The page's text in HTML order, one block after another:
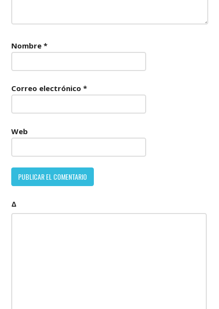
Nombre *
Correo electrónico *
Web
Δ